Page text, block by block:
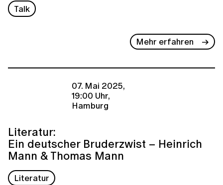
Talk
Mehr erfahren
07. Mai 2025,
19:00 Uhr,
Hamburg
Literatur:
Ein deutscher Bruderzwist – Heinrich
Mann & Thomas Mann
Literatur